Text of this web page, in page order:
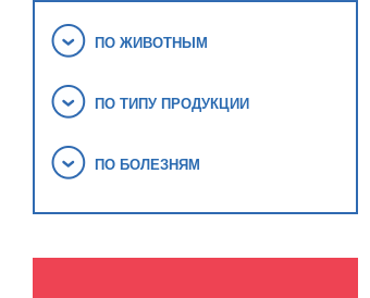
ПО ЖИВОТНЫМ
ПО ТИПУ ПРОДУКЦИИ
ПО БОЛЕЗНЯМ